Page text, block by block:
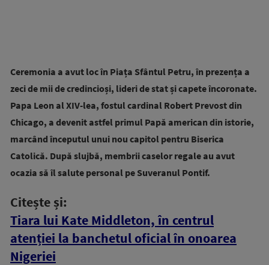
Ceremonia a avut loc în Piața Sfântul Petru, în prezența a
zeci de mii de credincioși, lideri de stat și capete încoronate.
Papa Leon al XIV-lea, fostul cardinal Robert Prevost din
Chicago, a devenit astfel primul Papă american din istorie,
marcând începutul unui nou capitol pentru Biserica
Catolică. După slujbă, membrii caselor regale au avut
ocazia să îl salute personal pe Suveranul Pontif.
Citește și:
Tiara lui Kate Middleton, în centrul
atenției la banchetul oficial în onoarea
Nigeriei